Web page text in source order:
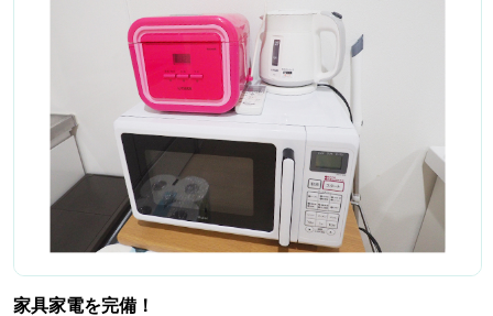
家具家電を完備！